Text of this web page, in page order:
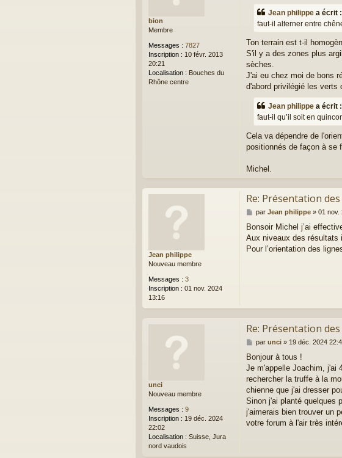
bion
Membre
Messages : 7827
Inscription : 10 févr. 2013
20:21
Localisation : Bouches du
Rhône centre
s
e
Jean philippe a écrit :
faut-il alterner entre
Ton terrain est t-il
S'il y a des zones plus
sèches.
J'ai eu chez moi de bons
d'abord privilégié les verts
Jean philippe a écrit :
faut-il qu’il soit en
Cela va dépendre de
positionnés de façon à se
Michel.
Jean philippe
Nouveau membre
Messages : 3
Inscription : 01 nov. 2024
13:16
Re: Présentation
M
s
s
a
par Jean philippe» 01 nov.
Bonsoir Michel j’ai
Aux niveaux des résultats
Pour l’orientation des
unci
Nouveau membre
Messages : 9
Inscription : 19 déc. 2024
22:02
Localisation : Suisse, Jura
nord vaudois
Re: Présentation
M
s
s
a
g
par unci» 19 déc. 2024
Bonjour à tous !
Je m'appelle Joachim, j'ai
rechercher la truffe à la
chienne que j'ai dresser
Sinon j'ai planté quelques
j'aimerais bien trouver un
votre forum à l'air très